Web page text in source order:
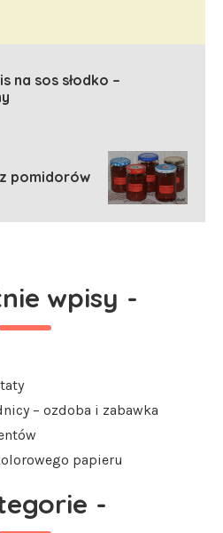
na sos słodko –
pomidorów
wpisy -
– ozdoba i zabawka
papieru
-